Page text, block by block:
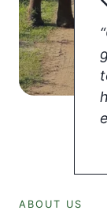
ABOUT US